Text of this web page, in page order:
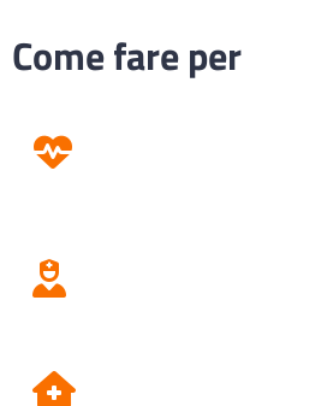
Come fare per